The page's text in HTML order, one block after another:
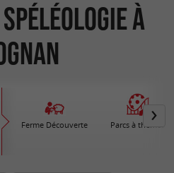
à
Ferme Découverte Parcs à thèmes